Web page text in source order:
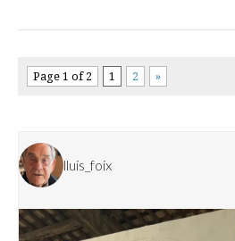
Page 1 of 2 1 2 »
lluis_foix